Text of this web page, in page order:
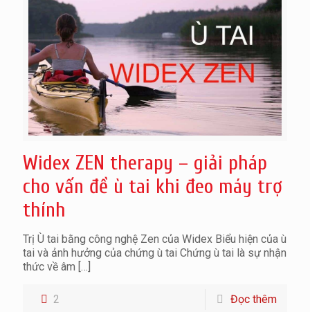
Widex ZEN therapy – giải pháp
cho vấn đề ù tai khi đeo máy trợ
thính
Trị Ù tai bằng công nghệ Zen của Widex Biểu hiện của ù
tai và ảnh hưởng của chứng ù tai Chứng ù tai là sự nhận
thức về âm […]
2 Đọc thêm